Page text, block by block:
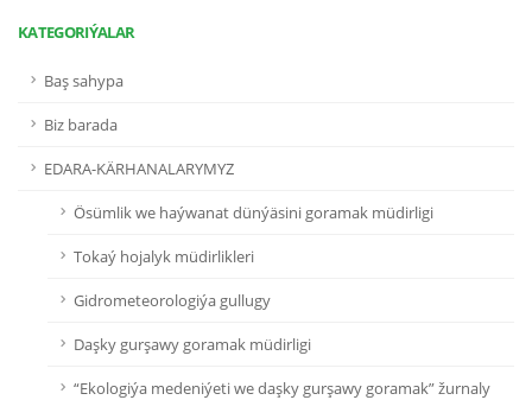
KATEGORIÝALAR
Baş sahypa
Biz barada
EDARA-KÄRHANALARYMYZ
Ösümlik we haýwanat dünýäsini goramak müdirligi
Tokaý hojalyk müdirlikleri
Gidrometeorologiýa gullugy
Daşky gurşawy goramak müdirligi
“Ekologiýa medeniýeti we daşky gurşawy goramak” žurnaly